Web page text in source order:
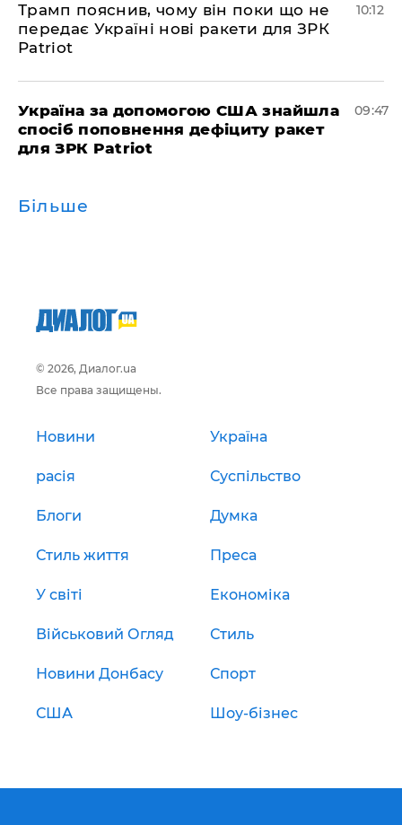
Трамп пояснив, чому він поки що не
передає Україні нові ракети для ЗРК
Patriot
10:12
Україна за допомогою США знайшла
спосіб поповнення дефіциту ракет
для ЗРК Patriot
09:47
Більше
© 2026, Диалог.ua
Все права защищены.
Новини Україна
расія Суспільство
Блоги Думка
Стиль життя Преса
У світі Економіка
Військовий Огляд Стиль
Новини Донбасу Спорт
США Шоу-бізнес